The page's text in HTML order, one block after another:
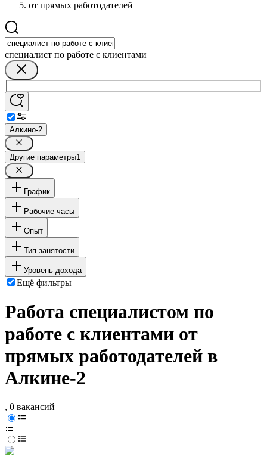
от прямых работодателей
специалист по работе с клиентами
Алкино-2
Другие параметры1
График
Рабочие часы
Опыт
Тип занятости
Уровень дохода
Ещё фильтры
Работа специалистом по
работе с клиентами от
прямых работодателей в
Алкине-2
, 0 вакансий